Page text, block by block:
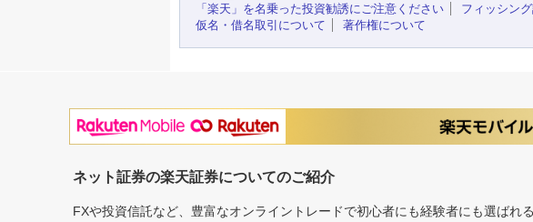
「楽天」を名乗った投資勧誘にご注意ください
フィッシン
仮名・借名取引について
著作権について
ネット証券の楽天証券についてのご紹介
FXや投資信託など、豊富なオンライントレードで初心者にも経験者にも選ば